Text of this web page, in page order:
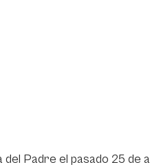
Padre el pasado 25 de